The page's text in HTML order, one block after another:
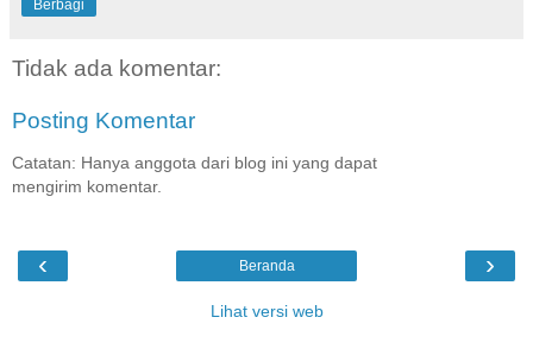
Berbagi
Tidak ada komentar:
Posting Komentar
Catatan: Hanya anggota dari blog ini yang dapat
mengirim komentar.
‹ ›
Beranda
Lihat versi web